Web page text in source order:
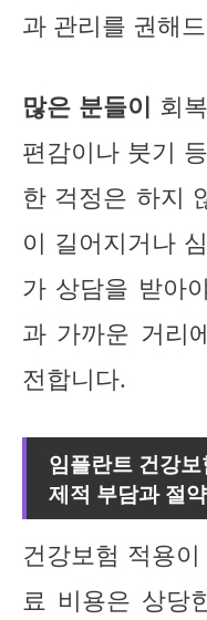
과 관리를 권해
많은 분들이 회
편감이나 붓기
한 걱정은 하지
이 길어지거나
가 상담을 받아
과 가까운 거리
전합니다.
임플란트 건강
제적 부담과 절
건강보험 적용
료 비용은 상당